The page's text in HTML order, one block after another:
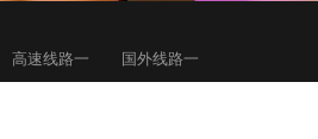
高速线路一 国外线路一